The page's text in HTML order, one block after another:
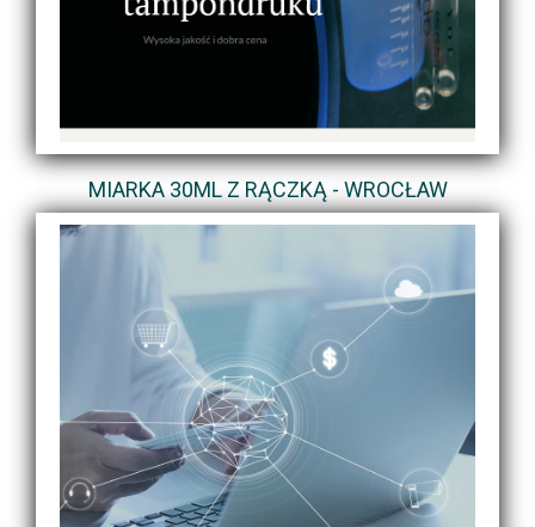
MIARKA 30ML Z RĄCZKĄ - WROCŁAW